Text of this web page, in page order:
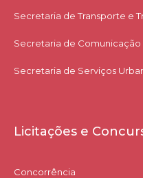
Secretaria de Transporte e
Secretaria de Comunicação
Secretaria de Serviços
Licitações e
Concorrência